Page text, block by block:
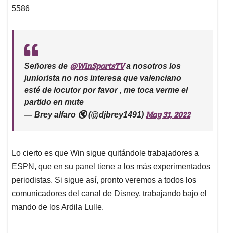
5586
Señores de @WinSportsTVa nosotros los
juniorista no nos interesa que valenciano
esté de locutor por favor , me toca verme el
partido en mute
— Brey alfaro 🔇 (@djbrey1491) May 31, 2022
Lo cierto es que Win sigue quitándole trabajadores a
ESPN, que en su panel tiene a los más experimentados
periodistas. Si sigue así, pronto veremos a todos los
comunicadores del canal de Disney, trabajando bajo el
mando de los Ardila Lulle.